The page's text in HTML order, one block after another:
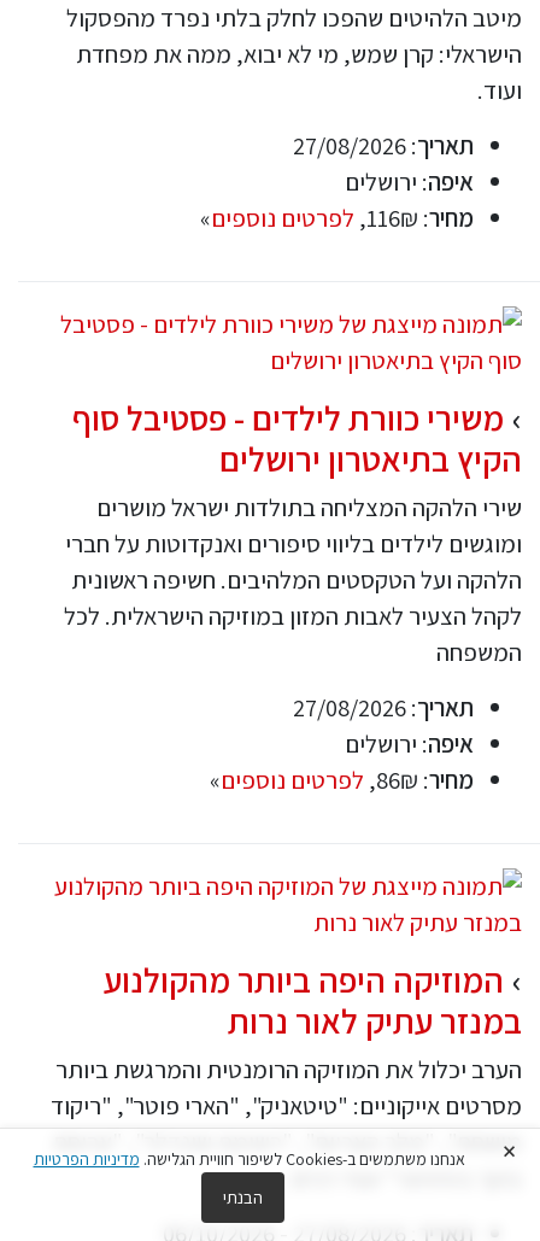
מיטב הלהיטים שהפכו לחלק בלתי נפרד מהפסקול
הישראלי: קרן שמש, מי לא יבוא, ממה את מפחדת
ועוד.
תאריך: 27/08/2026
איפה: ירושלים
מחיר: 116₪, לפרטים נוספים»
משירי כוורת לילדים - פסטיבל סוף
הקיץ בתיאטרון ירושלים
שירי הלהקה המצליחה בתולדות ישראל מושרים
ומוגשים לילדים בליווי סיפורים ואנקדוטות על חברי
הלהקה ועל הטקסטים המלהיבים. חשיפה ראשונית
לקהל הצעיר לאבות המזון במוזיקה הישראלית. לכל
המשפחה
תאריך: 27/08/2026
איפה: ירושלים
מחיר: 86₪, לפרטים נוספים»
המוזיקה היפה ביותר מהקולנוע
במנזר עתיק לאור נרות
הערב יכלול את המוזיקה הרומנטית והמרגשת ביותר
מסרטים אייקוניים: "טיטאניק", "הארי פוטר", "ריקוד
מושחת", "מלך האריות", "רשימת שינדלר", "ארוחת
תאריך : 27/08/2026 - 06/10/2026
× אנחנו משתמשים ב-Cookies לשיפור חוויית הגלישה. מדיניות הפרטיות
הבנתי